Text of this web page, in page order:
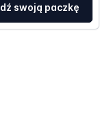
swoją paczkę